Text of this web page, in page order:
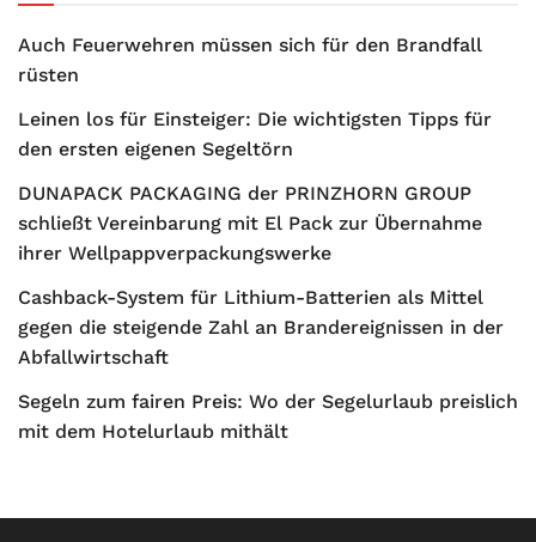
Auch Feuerwehren müssen sich für den Brandfall
rüsten
Leinen los für Einsteiger: Die wichtigsten Tipps für
den ersten eigenen Segeltörn
DUNAPACK PACKAGING der PRINZHORN GROUP
schließt Vereinbarung mit El Pack zur Übernahme
ihrer Wellpappverpackungswerke
Cashback-System für Lithium-Batterien als Mittel
gegen die steigende Zahl an Brandereignissen in der
Abfallwirtschaft
Segeln zum fairen Preis: Wo der Segelurlaub preislich
mit dem Hotelurlaub mithält